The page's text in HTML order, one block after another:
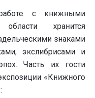
с книжными
хранится
знаками
экслибрисами и
Часть их гости
«Книжного